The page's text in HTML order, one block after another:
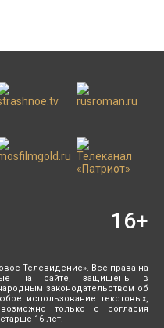
Телевидение». Все права на
на сайте, защищены в
законодательством об
использование текстовых,
только с согласия
16 лет.
16+